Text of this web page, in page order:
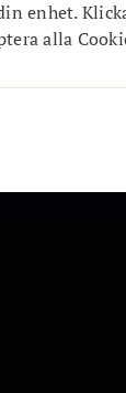
enhet.
alla